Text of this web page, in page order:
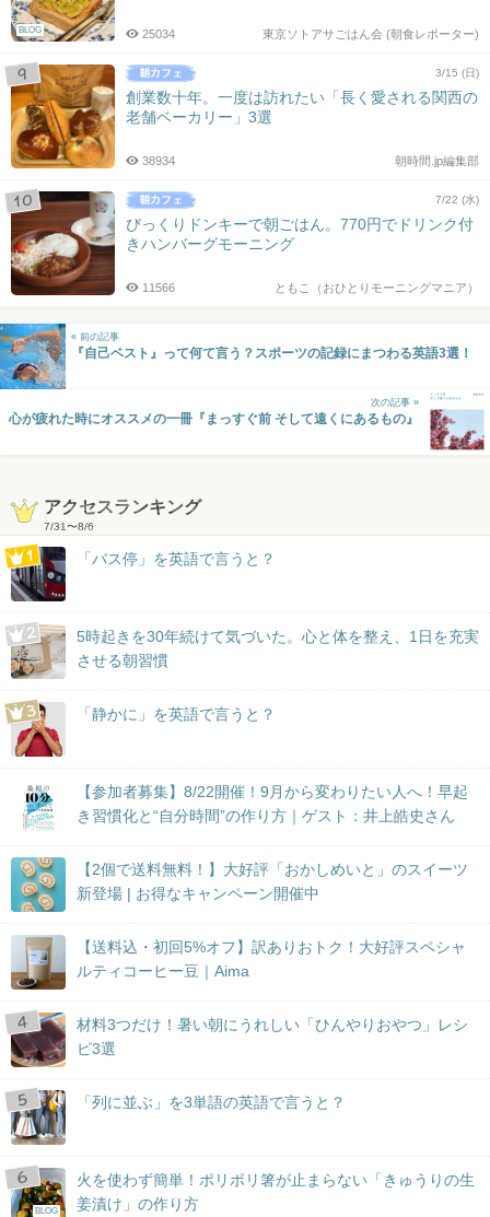
BLOG 東京ソトアサごはん会 (朝食レポーター)
25034
3/15 (日)
創業数十年。一度は訪れたい「長く愛される関西の
老舗ベーカリー」3選
朝時間.jp編集部
38934
7/22 (水)
びっくりドンキーで朝ごはん。770円でドリンク付
きハンバーグモーニング
ともこ（おひとりモーニングマニア）
11566
« 前の記事
『自己ベスト』って何て言う？スポーツの記録にまつわる英語3選！
次の記事 »
心が疲れた時にオススメの一冊『まっすぐ前 そして遠くにあるもの』
アクセスランキング
7/31〜8/6
「バス停」を英語で言うと？
5時起きを30年続けて気づいた。心と体を整え、1日を充実
させる朝習慣
「静かに」を英語で言うと？
【参加者募集】8/22開催！9月から変わりたい人へ！早起
き習慣化と“自分時間”の作り方｜ゲスト：井上皓史さん
【2個で送料無料！】大好評「おかしめいと」のスイーツ
新登場 | お得なキャンペーン開催中
【送料込・初回5%オフ】訳ありおトク！大好評スペシャ
ルティコーヒー豆｜Aima
材料3つだけ！暑い朝にうれしい「ひんやりおやつ」レシ
ピ3選
「列に並ぶ」を3単語の英語で言うと？
BLOG
火を使わず簡単！ポリポリ箸が止まらない「きゅうりの生
姜漬け」の作り方